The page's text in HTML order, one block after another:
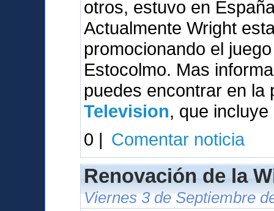
otros, estuvo en
Actualmente Wright
promocionando el
Estocolmo. Mas
puedes encontrar en
Television, que
0 | Comentar noticia
Renovación de la
Viernes 3 de Septiembre